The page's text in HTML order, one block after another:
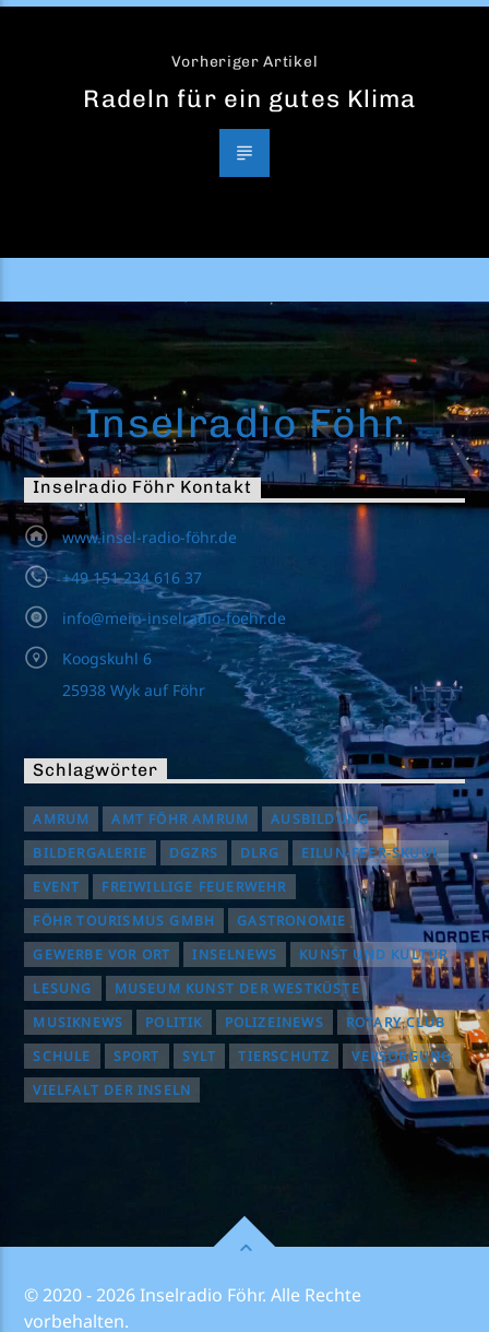
Vorheriger Artikel
Radeln für ein gutes Klima
Inselradio Föhr
Inselradio Föhr Kontakt
www.insel-radio-föhr.de
+49 151 234 616 37
info@mein-inselradio-foehr.de
Koogskuhl 6
25938 Wyk auf Föhr
Schlagwörter
AMRUM AMT FÖHR AMRUM
AUSBILDUNG
BILDERGALERIE
DGZRS DLRG
EILUN-FEER-SKUUL
EVENT
FREIWILLIGE FEUERWEHR
FÖHR TOURISMUS GMBH
GASTRONOMIE
GEWERBE VOR ORT
INSELNEWS
KUNST UND KULTUR
LESUNG
MUSEUM KUNST DER WESTKÜSTE
MUSIKNEWS
POLITIK POLIZEINEWS
ROTARY CLUB
SCHULE
SPORT SYLT TIERSCHUTZ
VERSORGUNG
VIELFALT DER INSELN
© 2020 - 2026 Inselradio Föhr. Alle Rechte
vorbehalten.